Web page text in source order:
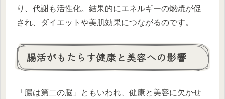
り、代謝も活性化。結果的にエネルギーの燃焼が促
され、ダイエットや美肌効果につながるのです。
腸活がもたらす健康と美容への影響
「腸は第二の脳」ともいわれ、健康と美容に欠かせ